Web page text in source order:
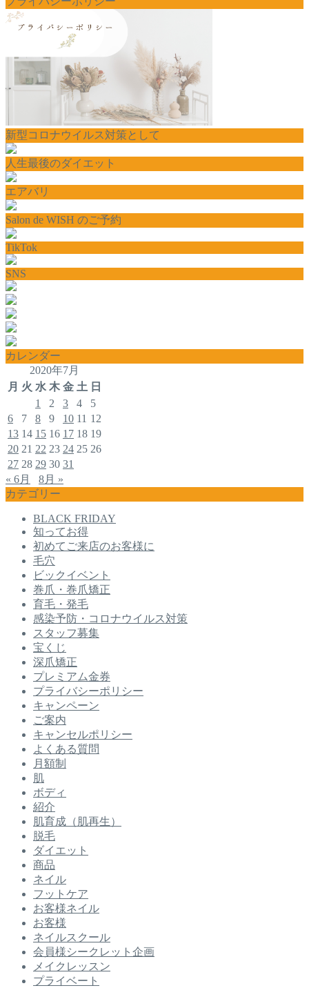
新型コロナウイルス対策として
人生最後のダイエット
エアバリ
Salon de WISH のご予約
TikTok
SNS
カレンダー
2020年7月
月 火 水 木 金 土 日
1
2 3 4
5
6
7 8 9 10 11 12
13 14 15 16 17 18 19
20 21 22 23 24 25 26
27 28 29 30 31
« 6月
8月 »
カテゴリー
BLACK FRIDAY
知ってお得
初めてご来店のお客様に
毛穴
ビックイベント
巻爪・巻爪矯正
育毛・発毛
感染予防・コロナウイルス対策
スタッフ募集
宝くじ
深爪矯正
プレミアム金券
プライバシーポリシー
キャンペーン
ご案内
キャンセルポリシー
よくある質問
月額制
肌
ボディ
紹介
肌育成（肌再生）
脱毛
ダイエット
商品
ネイル
フットケア
お客様ネイル
お客様
ネイルスクール
会員様シークレット企画
メイクレッスン
プライベート